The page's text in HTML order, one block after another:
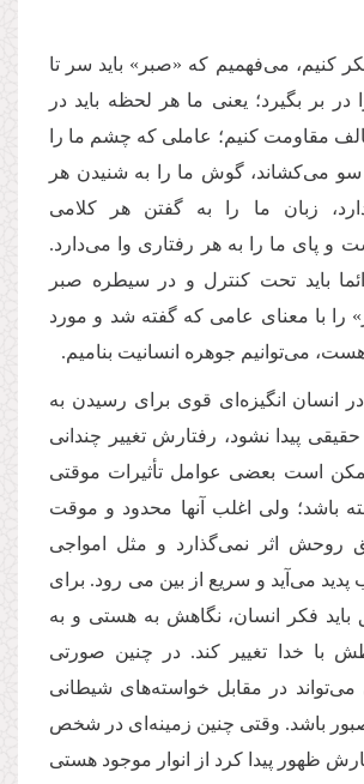
کنیم، می‌فهمیم که «صبر» باید سر تا
در بر بگیرد؛ یعنی ما هر لحظه باید در
مقاومت کنیم؛ عاملی که چشم ما را
سو می‌کشاند، گوش ما را به شنیدن هر
زبان ما را به گفتن هر كلامی
و پای ما را به هر رفتاری وا می‌دارد.
باید تحت کنترل و در سیطره صبر
را با معنای عامی كه گفته شد و مورد
هست، می‌توانیم جوهره انسانیت بنامیم.
انسان انگیزه‌ای قوی برای رسیدن به
پیدا نشود، رفتارش تغییر چندانی
ممکن است بعضی عوامل تأثیرات موقتی
باشد؛ ولی اغلب آنها محدود و موقت
اثر نمی‌گذارد و مثل امواجی
می‌آید و سریع از بین می رود. برای
باید فکر انسان، نگاهش به هستی و به
با خدا تغییر کند. در چنین صورتی
می‌تواند در مقابل خواسته‌های شیطانی
باشد. وقتی چنین زمینه‌ای در شخص
ظهور پیدا کرد از انوار موجود هستی